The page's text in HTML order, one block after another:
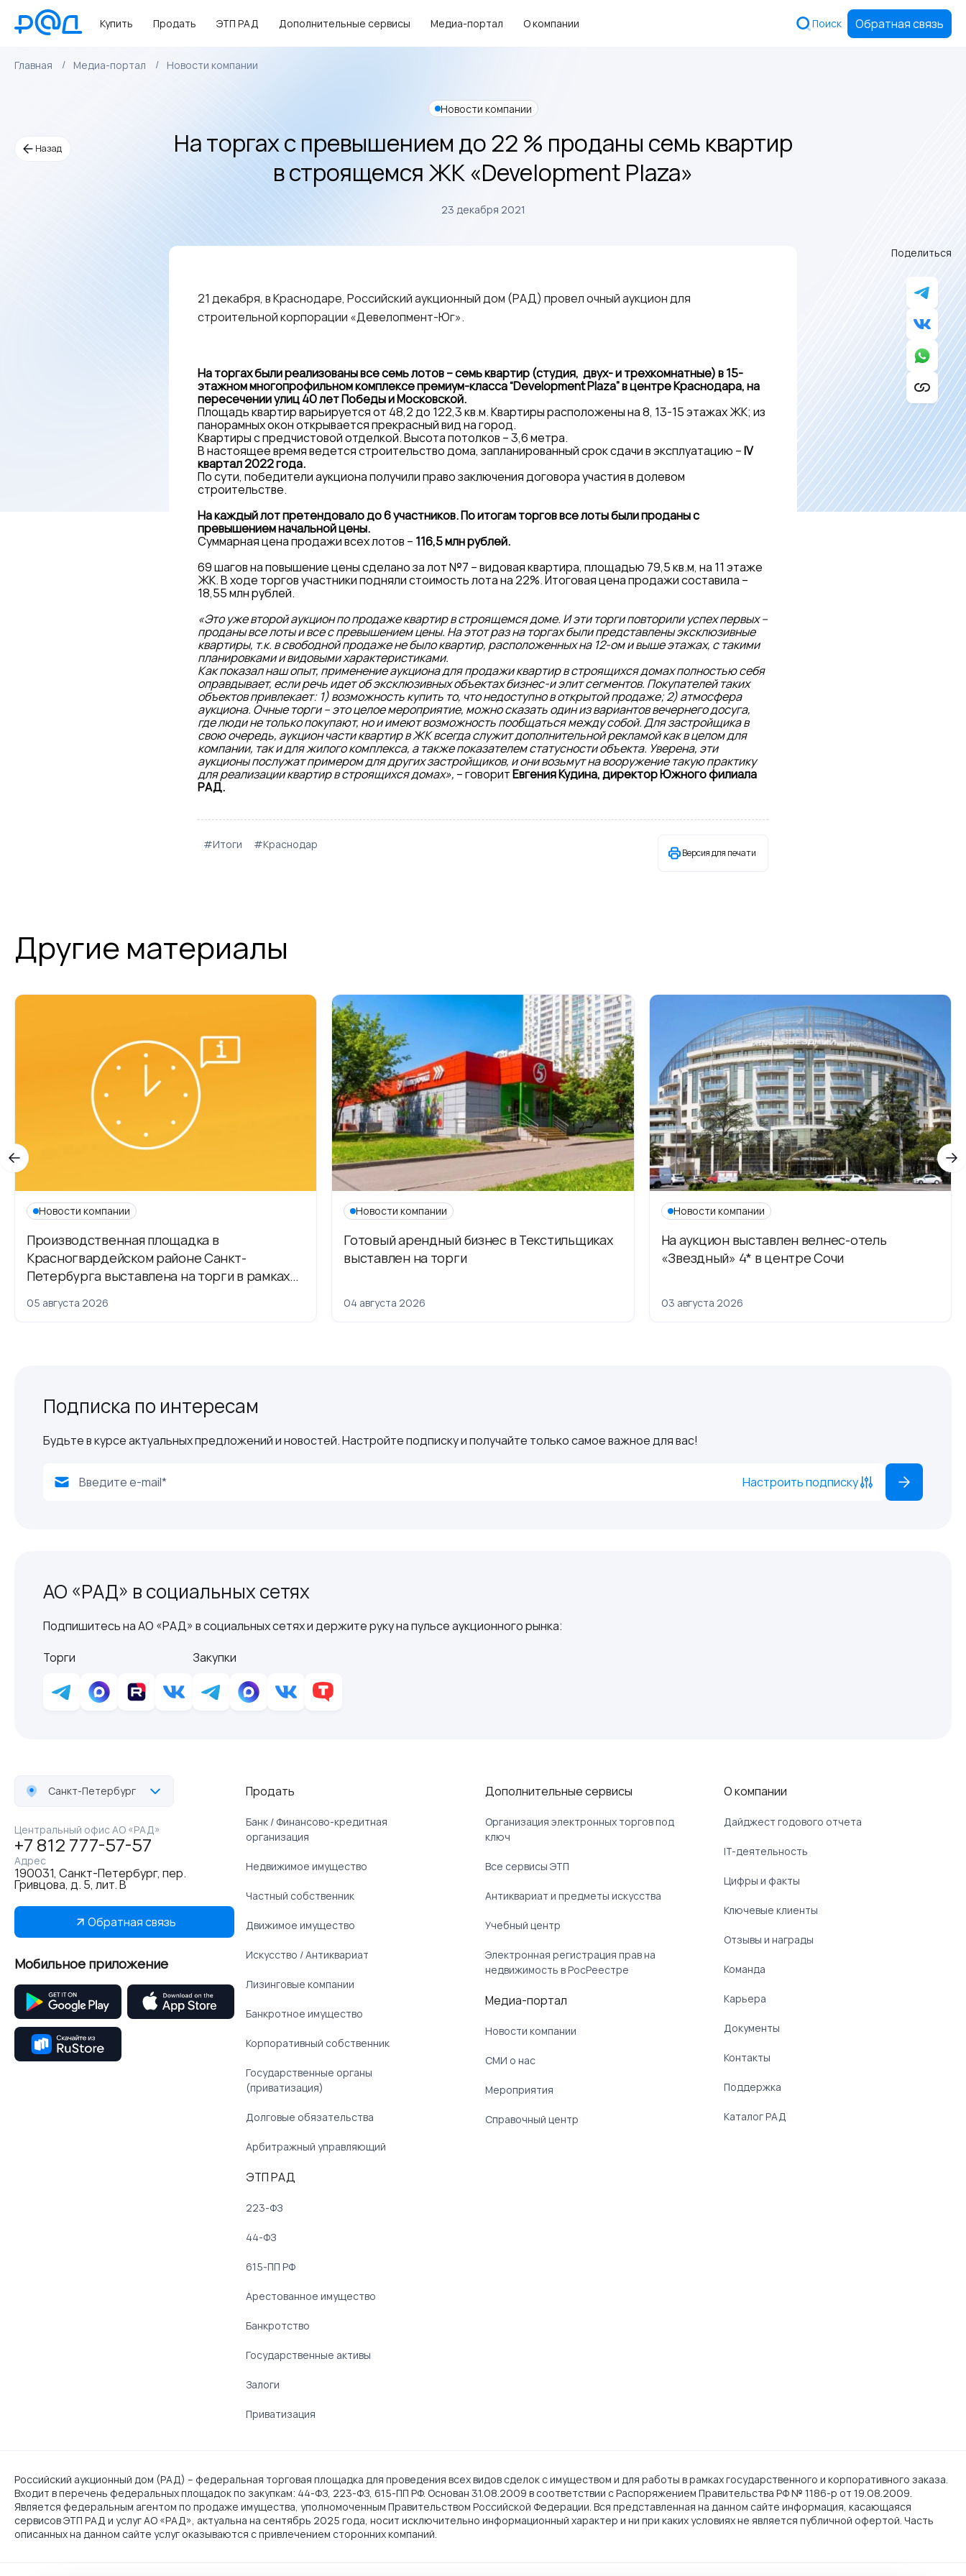
Купить Продать ЭТП РАД Дополнительные сервисы Медиа-портал О компании Поиск Обратная связь
Главная Медиа-портал Новости компании
Назад
Новости компании
На торгах с превышением до 22 % проданы семь квартир
в строящемся ЖК «Development Plaza»
23 декабря 2021
21 декабря, в Краснодаре, Российский аукционный дом (РАД) провел очный аукцион для
строительной корпорации «Девелопмент-Юг».
На торгах были реализованы все семь лотов – семь квартир (студия, двух- и трехкомнатные) в 15-
этажном многопрофильном комплексе премиум-класса “Development Plaza” в центре Краснодара, на
пересечении улиц 40 лет Победы и Московской.
Площадь квартир варьируется от 48,2 до 122,3 кв.м. Квартиры расположены на 8, 13-15 этажах ЖК; из
панорамных окон открывается прекрасный вид на город.
Квартиры с предчистовой отделкой. Высота потолков – 3,6 метра.
В настоящее время ведется строительство дома, запланированный срок сдачи в эксплуатацию –IV
квартал 2022 года.
По сути, победители аукциона получили право заключения договора участия в долевом
строительстве.
На каждый лот претендовало до 6 участников. По итогам торгов все лоты были проданы с
превышением начальной цены.
Суммарная цена продажи всех лотов – 116,5 млн рублей.
69 шагов на повышение цены сделано за лот №7 – видовая квартира, площадью 79,5 кв.м, на 11 этаже
ЖК. В ходе торгов участники подняли стоимость лота на 22%. Итоговая цена продажи составила –
18,55 млн рублей.
«Это уже второй аукцион по продаже квартир в строящемся доме. И эти торги повторили успех первых –
проданы все лоты и все с превышением цены. На этот раз на торгах были представлены эксклюзивные
квартиры, т.к. в свободной продаже не было квартир, расположенных на 12-ом и выше этажах, с такими
планировками и видовыми характеристиками.
Как показал наш опыт, применение аукциона для продажи квартир в строящихся домах полностью себя
оправдывает, если речь идет об эксклюзивных объектах бизнес-и элит сегментов. Покупателей таких
объектов привлекает: 1) возможность купить то, что недоступно в открытой продаже; 2) атмосфера
аукциона. Очные торги – это целое мероприятие, можно сказать один из вариантов вечернего досуга,
где люди не только покупают, но и имеют возможность пообщаться между собой. Для застройщика в
свою очередь, аукцион части квартир в ЖК всегда служит дополнительной рекламой как в целом для
компании, так и для жилого комплекса, а также показателем статусности объекта. Уверена, эти
аукционы послужат примером для других застройщиков, и они возьмут на вооружение такую практику
для реализации квартир в строящихся домах», – говоритЕвгения Кудина, директор Южного филиала
РАД.
#Итоги #Краснодар
Версия для печати
Поделиться
Другие материалы
Новости компании
Производственная площадка в
Красногвардейском районе Санкт-
Петербурга выставлена на торги в рамках
05 августа 2026
Новости компании
Готовый арендный бизнес в Текстильщиках
выставлен на торги
04 августа 2026
Новости компании
На аукцион выставлен велнес-отель
«Звездный» 4* в центре Сочи
03 августа 2026
Подписка по интересам
Будьте в курсе актуальных предложений и новостей. Настройте подписку и получайте только самое важное для вас!
Настроить подписку
АО «РАД» в социальных сетях
Подпишитесь на АО «РАД» в социальных сетях и держите руку на пульсе аукционного рынка:
Торги
Закупки
Санкт-Петербург
Центральный офис АО «РАД»
+7 812 777-57-57
Адрес
190031, Санкт-Петербург, пер.
Гривцова, д. 5, лит. В
Обратная связь
Мобильное приложение
Продать
Банк / Финансово-кредитная
организация
Недвижимое имущество
Частный собственник
Движимое имущество
Искусство / Антиквариат
Лизинговые компании
Банкротное имущество
Корпоративный собственник
Государственные органы
(приватизация)
Долговые обязательства
Арбитражный управляющий
ЭТП РАД
223-ФЗ
44-ФЗ
615-ПП РФ
Арестованное имущество
Банкротство
Государственные активы
Залоги
Приватизация
Дополнительные сервисы
Организация электронных торгов под
ключ
Все сервисы ЭТП
Антиквариат и предметы искусства
Учебный центр
Электронная регистрация прав на
недвижимость в РосРеестре
Медиа-портал
Новости компании
СМИ о нас
Мероприятия
Справочный центр
О компании
Дайджест годового отчета
IT-деятельность
Цифры и факты
Ключевые клиенты
Отзывы и награды
Команда
Карьера
Документы
Контакты
Поддержка
Каталог РАД
Российский аукционный дом (РАД) – федеральная торговая площадка для проведения всех видов сделок с имуществом и для работы в рамках государственного и корпоративного заказа.
Входит в перечень федеральных площадок по закупкам: 44-ФЗ, 223-ФЗ, 615-ПП РФ. Основан 31.08.2009 в соответствии с Распоряжением Правительства РФ № 1186-р от 19.08.2009.
Является федеральным агентом по продаже имущества, уполномоченным Правительством Российской Федерации. Вся представленная на данном сайте информация, касающаяся
сервисов ЭТП РАД и услуг АО «РАД», актуальна на сентябрь 2025 года, носит исключительно информационный характер и ни при каких условиях не является публичной офертой. Часть
описанных на данном сайте услуг оказываются с привлечением сторонних компаний.